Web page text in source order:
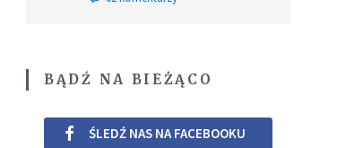
BĄDŹ NA BIEŻĄCO
ŚLEDŹ NAS NA FACEBOOKU